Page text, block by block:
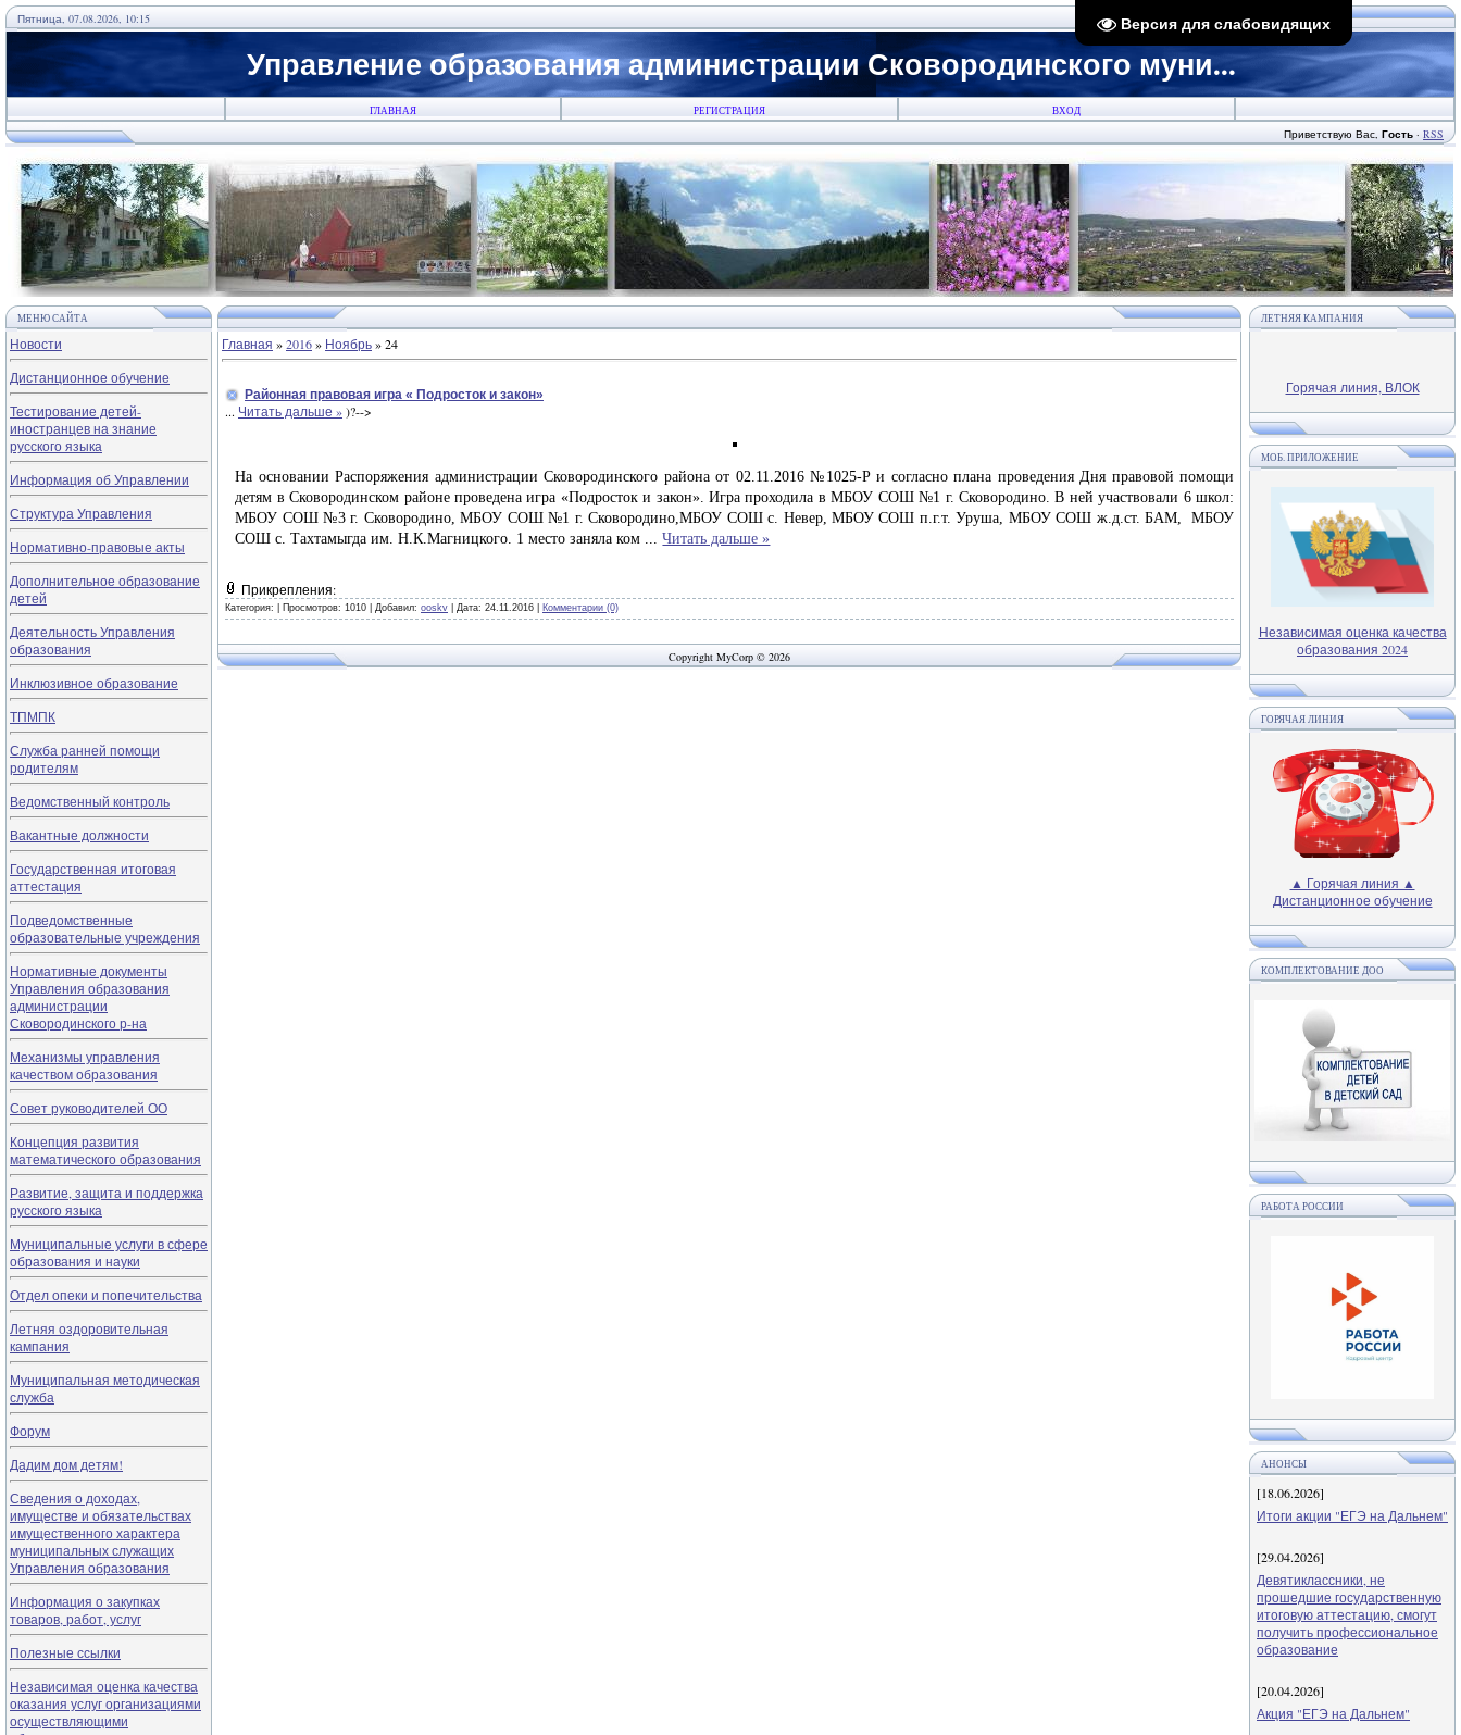
Версия для слабовидящих
Пятница, 07.08.2026, 10:15
Управление образования администрации Сковородинского муни...
ГЛАВНАЯ РЕГИСТРАЦИЯ ВХОД
Приветствую Вас, Гость · RSS
МЕНЮ САЙТА
Новости
Дистанционное обучение
Тестирование детей-
иностранцев на знание
русского языка
Информация об Управлении
Структура Управления
Нормативно-правовые акты
Дополнительное образование
детей
Деятельность Управления
образования
Инклюзивное образование
ТПМПК
Служба ранней помощи
родителям
Ведомственный контроль
Вакантные должности
Государственная итоговая
аттестация
Подведомственные
образовательные учреждения
Нормативные документы
Управления образования
администрации
Сковородинского р-на
Механизмы управления
качеством образования
Совет руководителей ОО
Концепция развития
математического образования
Развитие, защита и поддержка
русского языка
Муниципальные услуги в сфере
образования и науки
Отдел опеки и попечительства
Летняя оздоровительная
кампания
Муниципальная методическая
служба
Форум
Дадим дом детям!
Сведения о доходах,
имуществе и обязательствах
имущественного характера
муниципальных служащих
Управления образования
Информация о закупках
товаров, работ, услуг
Полезные ссылки
Независимая оценка качества
оказания услуг организациями
осуществляющими
Главная »2016» Ноябрь»24
Районная правовая игра « Подросток и закон»
... Читать дальше »)?-->
На основании Распоряжения администрации Сковородинского района от 02.11.2016 №1025-Р и согласно плана проведения Дня правовой помощи
детям в Сковородинском районе проведена игра «Подросток и закон». Игра проходила в МБОУ СОШ №1 г. Сковородино. В ней участвовали 6 школ:
МБОУ СОШ №3 г. Сковородино, МБОУ СОШ №1 г. Сковородино,МБОУ СОШ с. Невер, МБОУ СОШ п.г.т. Уруша, МБОУ СОШ ж.д.ст. БАМ, МБОУ
СОШ с. Тахтамыгда им. Н.К.Магницкого. 1 место заняла ком ...Читать дальше »
Прикрепления:
Категория: Просмотров: 1010 | Добавил: ooskv Дата: 24.11.2016 Комментарии (0)
Copyright MyCorp © 2026
ЛЕТНЯЯ КАМПАНИЯ
Горячая линия, ВЛОК
МОБ. ПРИЛОЖЕНИЕ
Независимая оценка качества
образования 2024
ГОРЯЧАЯ ЛИНИЯ
▲ Горячая линия ▲
Дистанционное обучение
КОМПЛЕКТОВАНИЕ ДОО
РАБОТА РОССИИ
АНОНСЫ
[18.06.2026]
Итоги акции "ЕГЭ на Дальнем"
[29.04.2026]
Девятиклассники, не
прошедшие государственную
итоговую аттестацию, смогут
получить профессиональное
образование
[20.04.2026]
Акция "ЕГЭ на Дальнем"